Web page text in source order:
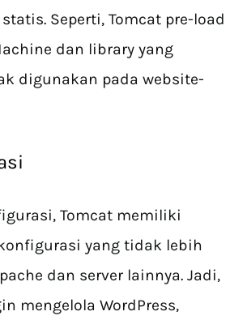
Seperti, Tomcat pre-load
dan library yang
digunakan pada website-
Tomcat memiliki
yang tidak lebih
dan server lainnya. Jadi,
mengelola WordPress,